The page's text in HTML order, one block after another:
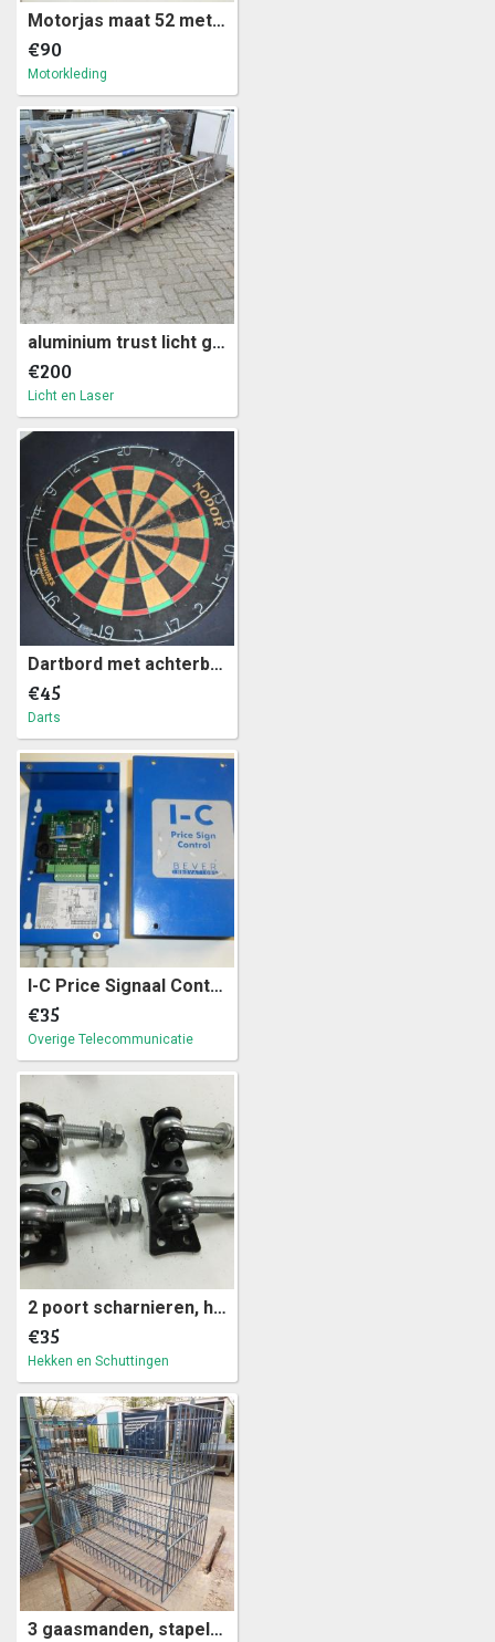
Motorjas maat 52 met handschoenen (a24)32
€90
Motorkleding
aluminium trust licht geluid steiger statief (A12)11
€200
Licht en Laser
Dartbord met achterbord, gestoffeerd (a10)41
€45
Darts
I-C Price Signaal Control van Bever Innovations (a18)34
€35
Overige Telecommunicatie
2 poort scharnieren, hekscharnieren, poortscharnieren (a3)2
€35
Hekken en Schuttingen
3 gaasmanden, stapelbaar 45x97x25cm (a31)19